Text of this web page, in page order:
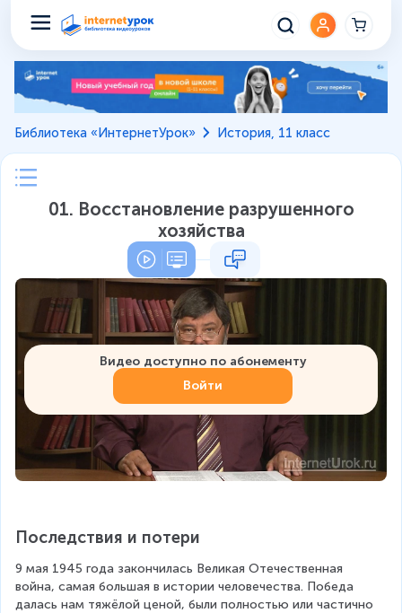
Библиотека «ИнтернетУрок» История, 11 класс
01. Восстановление разрушенного
хозяйства
Видео доступно по абонементу
Войти
Последствия и потери
9 мая 1945 года закончилась Великая Отечественная
война, самая большая в истории человечества. Победа
далась нам тяжёлой ценой, были полностью или частично